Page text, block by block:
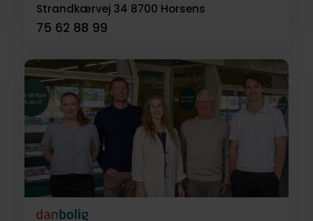
Strandkærvej 34 8700 Horsens
75 62 88 99